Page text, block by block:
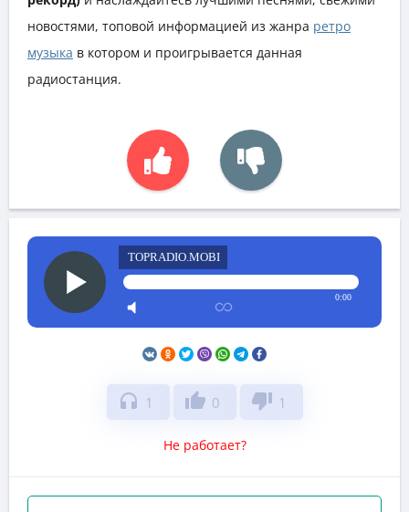
новостями, топовой информацией из жанра ретро
музыка в котором и проигрывается данная
радиостанция.
TOPRADIO.MOBI
0:00
headphones 1 thumb_up 0 thumb_down 1
Не работает?